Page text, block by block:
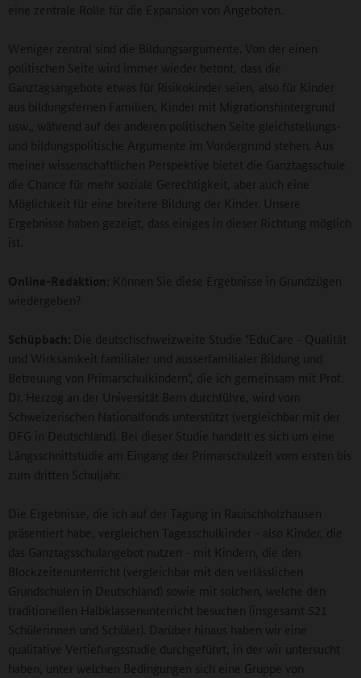
eine zentrale Rolle für die Expansion von Angeboten.
Weniger zentral sind die Bildungsargumente. Von der einen
politischen Seite wird immer wieder betont, dass die
Ganztagsangebote etwas für Risikokinder seien, also für Kinder
aus bildungsfernen Familien, Kinder mit Migrationshintergrund
usw., während auf der anderen politischen Seite gleichstellungs-
und bildungspolitische Argumente im Vordergrund stehen. Aus
meiner wissenschaftlichen Perspektive bietet die Ganztagsschule
die Chance für mehr soziale Gerechtigkeit, aber auch eine
Möglichkeit für eine breitere Bildung der Kinder. Unsere
Ergebnisse haben gezeigt, dass einiges in dieser Richtung möglich
ist.
Online-Redaktion : Können Sie diese Ergebnisse in Grundzügen
wiedergeben?
Schüpbach: Die deutschschweizweite Studie "EduCare - Qualität
und Wirksamkeit familialer und ausserfamilialer Bildung und
Betreuung von Primarschulkindern", die ich gemeinsam mit Prof.
Dr. Herzog an der Universität Bern durchführe, wird vom
Schweizerischen Nationalfonds unterstützt (vergleichbar mit der
DFG in Deutschland). Bei dieser Studie handelt es sich um eine
Längsschnittstudie am Eingang der Primarschulzeit vom ersten bis
zum dritten Schuljahr.
Die Ergebnisse, die ich auf der Tagung in Rauischholzhausen
präsentiert habe, vergleichen Tagesschulkinder - also Kinder, die
das Ganztagsschulangebot nutzen - mit Kindern, die den
Blockzeitenunterricht (vergleichbar mit den verlässlichen
Grundschulen in Deutschland) sowie mit solchen, welche den
traditionellen Halbklassenunterricht besuchen (insgesamt 521
Schülerinnen und Schüler). Darüber hinaus haben wir eine
qualitative Vertiefungsstudie durchgeführt, in der wir untersucht
haben, unter welchen Bedingungen sich eine Gruppe von